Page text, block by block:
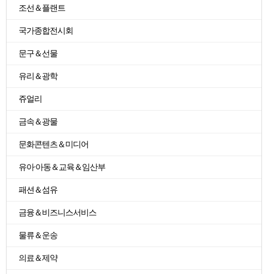
조선＆플랜트
국가종합전시회
문구＆선물
유리＆광학
쥬얼리
금속＆광물
문화콘텐츠＆미디어
유아·아동＆교육＆임산부
패션＆섬유
금융＆비즈니스서비스
물류＆운송
의료＆제약